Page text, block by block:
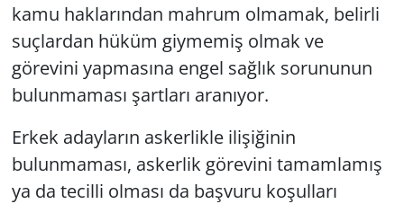
kamu haklarından mahrum olmamak, belirli
suçlardan hüküm giymemiş olmak ve
görevini yapmasına engel sağlık sorununun
bulunmaması şartları aranıyor.
Erkek adayların askerlikle ilişiğinin
bulunmaması, askerlik görevini tamamlamış
ya da tecilli olması da başvuru koşulları